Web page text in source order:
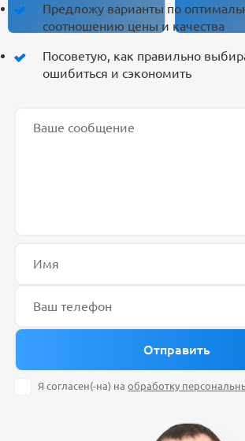
Предложу варианты по
соотношению цены и качества
Посоветую, как правильно
ошибиться и сэкономить
Я согласен(-на) наобработку